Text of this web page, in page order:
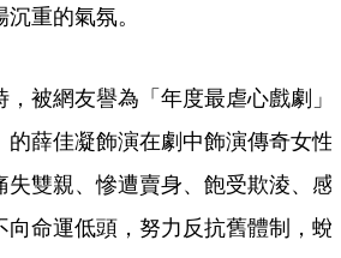
重的氣氛。
，被網友譽為「年度最虐心戲劇」
的薛佳凝飾演在劇中飾演傳奇女性
失雙親、慘遭賣身、飽受欺淩、感
向命運低頭，努力反抗舊體制，蛻